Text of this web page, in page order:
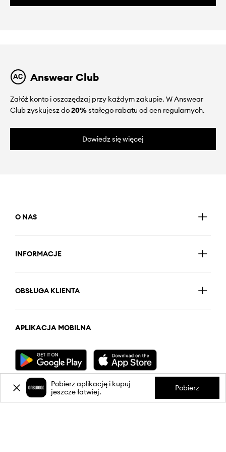
Answear Club
Załóż konto i oszczędzaj przy każdym zakupie. W Answear
Club zyskujesz do20%stałego rabatu od cen regularnych.
Dowiedz się więcej
O NAS
INFORMACJE
OBSŁUGA KLIENTA
APLIKACJA MOBILNA
OBSERWUJ NAS NA:
Pobierz aplikację i kupuj
jeszcze łatwiej.
Pobierz